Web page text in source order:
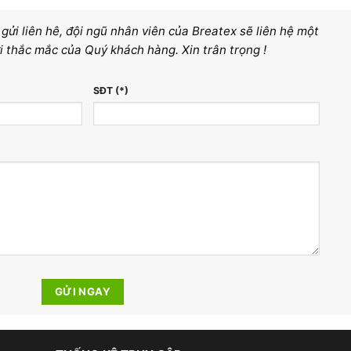
liên hê, đội ngũ nhân viên của Breatex sẽ liên hệ một
mắc của Quý khách hàng. Xin trân trọng !
SĐT (*)